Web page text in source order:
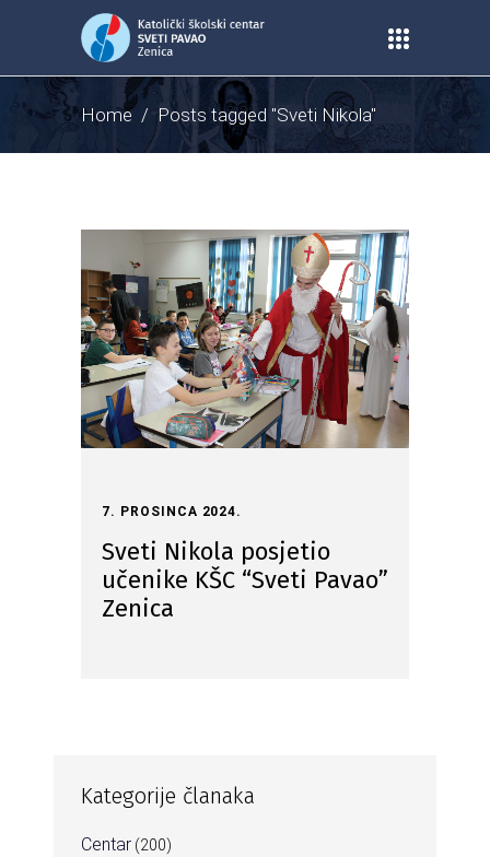
Home/Posts tagged "Sveti Nikola"
7. PROSINCA 2024.
Sveti Nikola posjetio
učenike KŠC “Sveti Pavao”
Zenica
Kategorije članaka
Centar (200)